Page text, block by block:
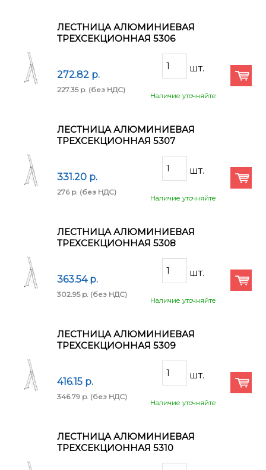
ЛЕСТНИЦА АЛЮМИНИЕВАЯ
ТРЕХСЕКЦИОННАЯ 5306
272.82 p.
227.35 p. (без НДС)
Наличие уточняйте
ЛЕСТНИЦА АЛЮМИНИЕВАЯ
ТРЕХСЕКЦИОННАЯ 5307
331.20 p.
276 p. (без НДС)
Наличие уточняйте
ЛЕСТНИЦА АЛЮМИНИЕВАЯ
ТРЕХСЕКЦИОННАЯ 5308
363.54 p.
302.95 p. (без НДС)
Наличие уточняйте
ЛЕСТНИЦА АЛЮМИНИЕВАЯ
ТРЕХСЕКЦИОННАЯ 5309
416.15 p.
346.79 p. (без НДС)
Наличие уточняйте
ЛЕСТНИЦА АЛЮМИНИЕВАЯ
ТРЕХСЕКЦИОННАЯ 5310